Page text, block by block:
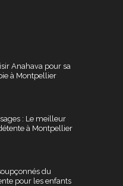
Anahava pour sa
à Montpellier
: Le meilleur
à Montpellier
du
pour les enfants